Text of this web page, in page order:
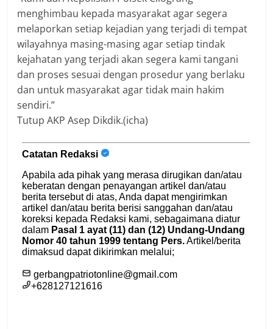
menghimbau kepada masyarakat agar segera
melaporkan setiap kejadian yang terjadi di tempat
wilayahnya masing-masing agar setiap tindak
kejahatan yang terjadi akan segera kami tangani
dan proses sesuai dengan prosedur yang berlaku
dan untuk masyarakat agar tidak main hakim
sendiri.”
Tutup AKP Asep Dikdik.(icha)